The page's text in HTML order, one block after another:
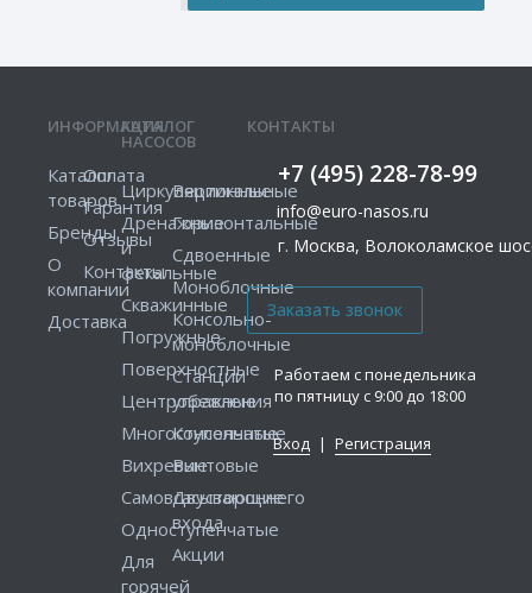
КОНТАКТЫ
+7 (495) 228-78-99
info@euro-nasos.ru
г. Москва, Волоколамское
Работаем с понедельника
по пятницу с 9:00 до 18:00
Вход | Регистрация
ИНФОРМАЦИЯ
Каталог
товаров
Бренды
О
компании
Доставка
Оплата
Гарантия
Отзывы
Контакты
КАТАЛОГ
НАСОСОВ
Циркуляционные
Дренажные
и
фекальные
Скважинные
Погружные
Поверхностные
Центробежные
Многоступенчатые
Вихревые
Самовсасывающие
Одноступенчатые
Для
горячей
Вертикальные
Горизонтальные
Сдвоенные
Моноблочные
Консольно-
моноблочные
Станции
управления
Консольные
Винтовые
Двустороннего
входа
Акции